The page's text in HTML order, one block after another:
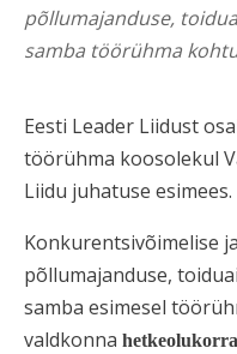
põllumajanduse,
samba töörühma
Eesti Leader Liidust
töörühma koosolekul
Liidu juhatuse esimees.
Konkurentsivõimelise
põllumajanduse,
samba esimesel
valdkonna